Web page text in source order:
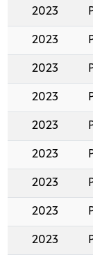
2023
2023
2023
2023
2023
2023
2023
2023
2023